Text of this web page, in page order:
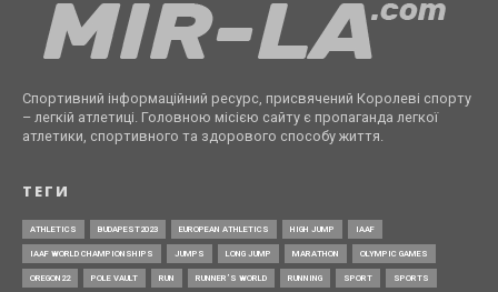
Спортивний інформаційний ресурс, присвячений Королеві спорту
– легкій атлетиці. Головною місією сайту є пропаганда легкої
атлетики, спортивного та здорового способу життя.
ТЕГИ
ATHLETICS BUDAPEST2023 EUROPEAN ATHLETICS HIGH JUMP IAAF
IAAF WORLD CHAMPIONSHIPS JUMPS LONG JUMP MARATHON OLYMPIC GAMES
OREGON22 POLE VAULT RUN RUNNER’S WORLD RUNNING SPORT SPORTS